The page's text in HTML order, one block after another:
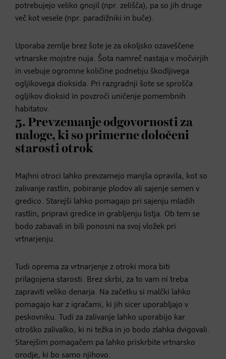
potrebujejo veliko gnojil (npr. zelišča), pa so jih druge
več kot vesele (npr. paradižniki in buče).
Uporaba zemlje brez šote je za okoljsko ozaveščene
vrtnarske mojstre nuja. Šota namreč nastaja v močvirjih
in vsebuje ogromne količine podnebju škodljivega
ogljikovega dioksida. Pri razgradnji šote se sprošča
ogljikov dioksid in povzroči uničenje pomembnih
habitatov.
5. Prevzemanje odgovornosti za
naloge, ki so primerne določeni
starosti otrok
Majhni otroci lahko prevzamejo manjša opravila, kot so
zalivanje rastlin, pobiranje plodov ali sajenje semen v
gredico. Starejši lahko pomagajo pri sajenju mladih
rastlin, pripravi gredice in grabljenju listja. Ob tem se
bodo zabavali in bili ponosni na svoj vložek pri
vrtnarjenju.
Tudi oprema za vrtnarjenje z otroki mora biti
prilagojena starosti. Brez skrbi, za to vam ni treba
zapraviti veliko denarja. Na začetku si malčki lahko
pomagajo kar z igračami, ki jih sicer uporabljajo v
peskovniku. Tudi za zalivanje lahko uporabijo kar
otroško zalivalko, ki ni težka in jo bodo zlahka dvigovali.
Starejšim pomagačem pa lahko priskrbite vrtnarsko
orodje, ki bo samo njihovo.